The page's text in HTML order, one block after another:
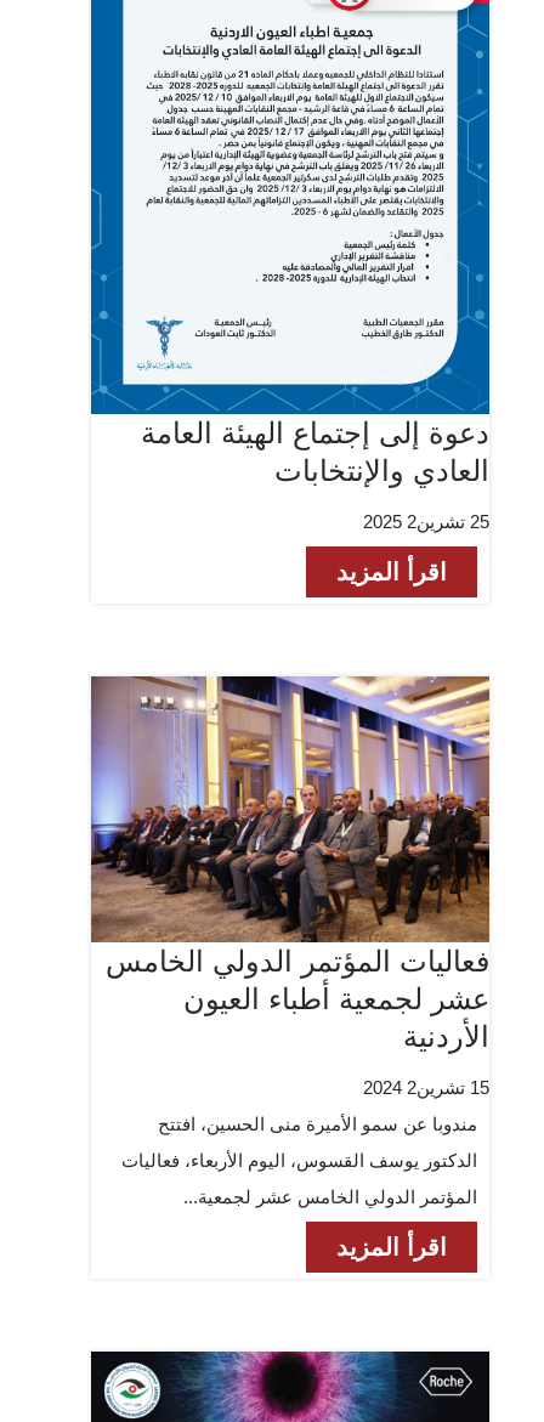
دعوة إلى إجتماع الهيئة العامة
العادي والإنتخابات
25 تشرين2 2025
اقرأ المزيد
فعاليات المؤتمر الدولي الخامس
عشر لجمعية أطباء العيون
الأردنية
15 تشرين2 2024
مندوبا عن سمو الأميرة منى الحسين، افتتح
الدكتور يوسف القسوس، اليوم الأربعاء، فعاليات
المؤتمر الدولي الخامس عشر لجمعية...
اقرأ المزيد